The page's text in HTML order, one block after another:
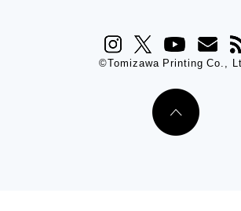
©Tomizawa Printing Co.,